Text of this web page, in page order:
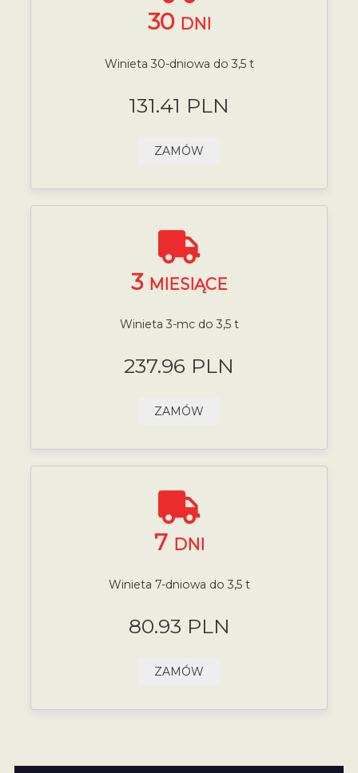
30 DNI
Winieta 30-dniowa do 3,5 t
131.41 PLN
ZAMÓW
3 MIESIĄCE
Winieta 3-mc do 3,5 t
237.96 PLN
ZAMÓW
7 DNI
Winieta 7-dniowa do 3,5 t
80.93 PLN
ZAMÓW